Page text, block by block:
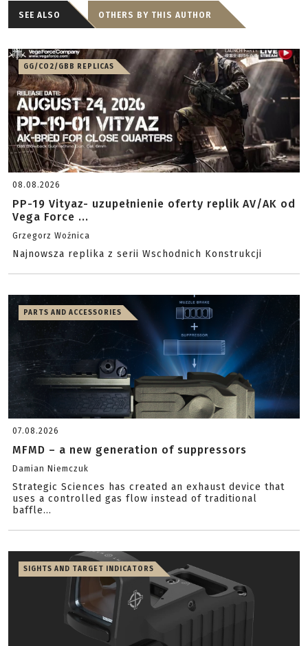
SEE ALSO OTHERS BY THIS AUTHOR
GG/CO2/GBB REPLICAS
08.08.2026
PP-19 Vityaz- uzupełnienie oferty replik AV/AK od
Vega Force ...
Grzegorz Woźnica
Najnowsza replika z serii Wschodnich Konstrukcji
PARTS AND ACCESSORIES
07.08.2026
MFMD – a new generation of suppressors
Damian Niemczuk
Strategic Sciences has created an exhaust device that
uses a controlled gas flow instead of traditional
baffle...
SIGHTS AND TARGET INDICATORS